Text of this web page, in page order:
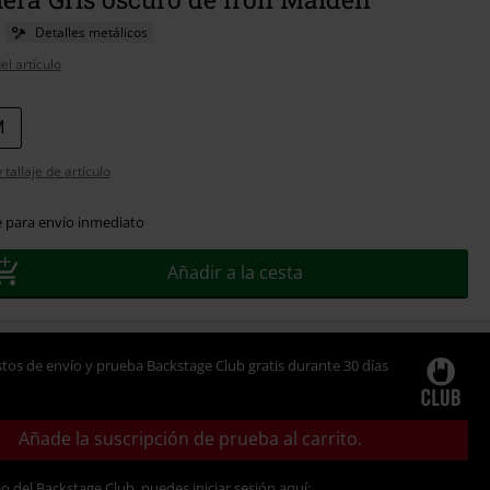
Detalles metálicos
artículo
tallaje de artículo
para envío inmediato
Añadir a la cesta
de envío y prueba Backstage Club gratis durante 30 días
Añade la suscripción de prueba al carrito.